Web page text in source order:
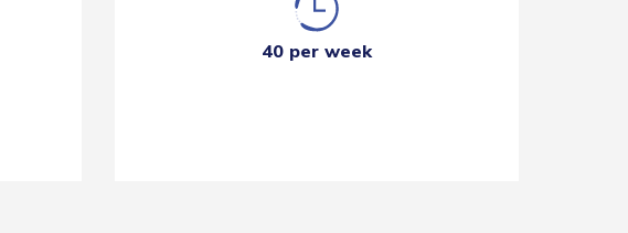
40 per week